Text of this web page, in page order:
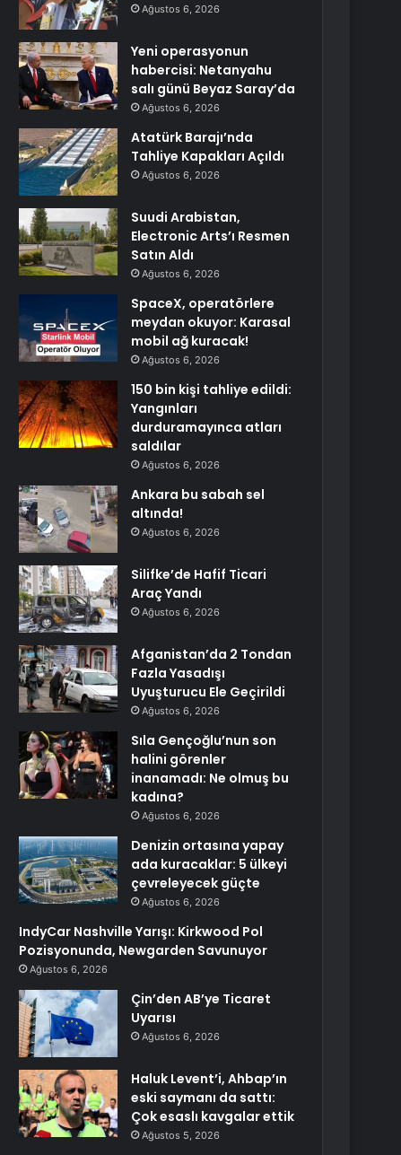
Ağustos 6, 2026
Yeni operasyonun
habercisi: Netanyahu
salı günü Beyaz Saray’da
Ağustos 6, 2026
Atatürk Barajı’nda
Tahliye Kapakları Açıldı
Ağustos 6, 2026
Suudi Arabistan,
Electronic Arts’ı Resmen
Satın Aldı
Ağustos 6, 2026
SpaceX, operatörlere
meydan okuyor: Karasal
mobil ağ kuracak!
Ağustos 6, 2026
150 bin kişi tahliye edildi:
Yangınları
durduramayınca atları
saldılar
Ağustos 6, 2026
Ankara bu sabah sel
altında!
Ağustos 6, 2026
Silifke’de Hafif Ticari
Araç Yandı
Ağustos 6, 2026
Afganistan’da 2 Tondan
Fazla Yasadışı
Uyuşturucu Ele Geçirildi
Ağustos 6, 2026
Sıla Gençoğlu’nun son
halini görenler
inanamadı: Ne olmuş bu
kadına?
Ağustos 6, 2026
Denizin ortasına yapay
ada kuracaklar: 5 ülkeyi
çevreleyecek güçte
Ağustos 6, 2026
IndyCar Nashville Yarışı: Kirkwood Pol
Pozisyonunda, Newgarden Savunuyor
Ağustos 6, 2026
Çin’den AB’ye Ticaret
Uyarısı
Ağustos 6, 2026
Haluk Levent’i, Ahbap’ın
eski saymanı da sattı:
Çok esaslı kavgalar ettik
Ağustos 5, 2026